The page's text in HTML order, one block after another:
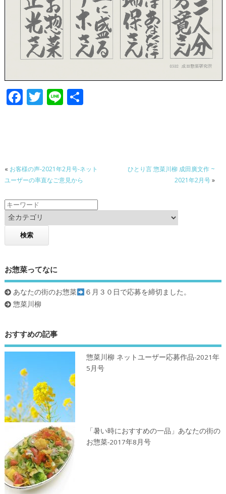
F
o
o
k
T Li 共
« お客様の声-2021年2月号-ネット
ユーザーの率直なご意見から
ひとり言 惣菜川柳 成田廣文作 ~
2021年2月号»
お惣菜ってなに
あなたの街のお惣菜
６月３０日で応募を締切ました。
惣菜川柳
おすすめの記事
惣菜川柳 ネットユーザー応募作品-2021年
5月号
「暑い時におすすめの一品」あなたの街の
お惣菜-2017年8月号